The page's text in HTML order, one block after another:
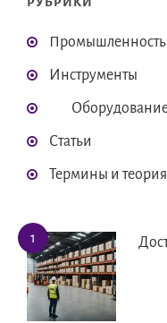
Промышленность
Инструменты
Статьи
Термины и теория